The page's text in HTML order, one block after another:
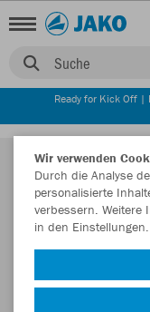
Suche
Ready for Kick Off |
Wir verwenden
Durch die Analyse
personalisierte
verbessern. Weitere
in den Einstellungen.